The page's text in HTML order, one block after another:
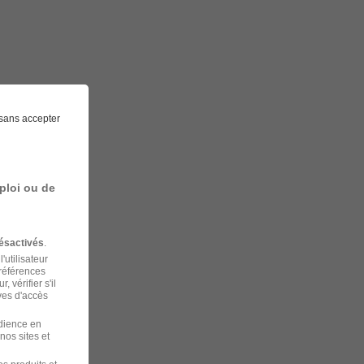
accepter
ou de
vérifier s'il
d'accès
en
sites et